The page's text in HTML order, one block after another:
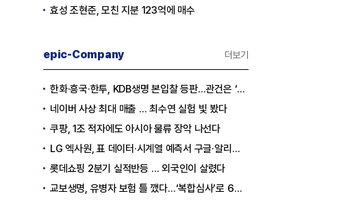
효성 조현준, 모친 지분 123억에 매수
epic-Company 더보기
한화·흥국·한투, KDB생명 본입찰 등판…관건은 ‘산은 증자 규모’
네이버 사상 최대 매출 … 최수연 실험 빛 봤다
쿠팡, 1조 적자에도 아시아 물류 장악 나선다
LG 엑사원, 표 데이터·시계열 예측서 구글·알리바바 제쳤다
롯데쇼핑 2분기 실적반등 … 외국인이 살렸다
교보생명, 유병자 보험 틀 깼다…‘복합심사’로 6개월 독점권 획득